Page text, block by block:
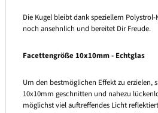
Die Kugel bleibt dank speziellem
noch ansehnlich und bereitet Dir Freude.
Facettengröße 10x10mm - Echtglas
Um den bestmöglichen Effekt zu erzielen,
10x10mm geschnitten und nahezu
möglichst viel auftreffendes Licht